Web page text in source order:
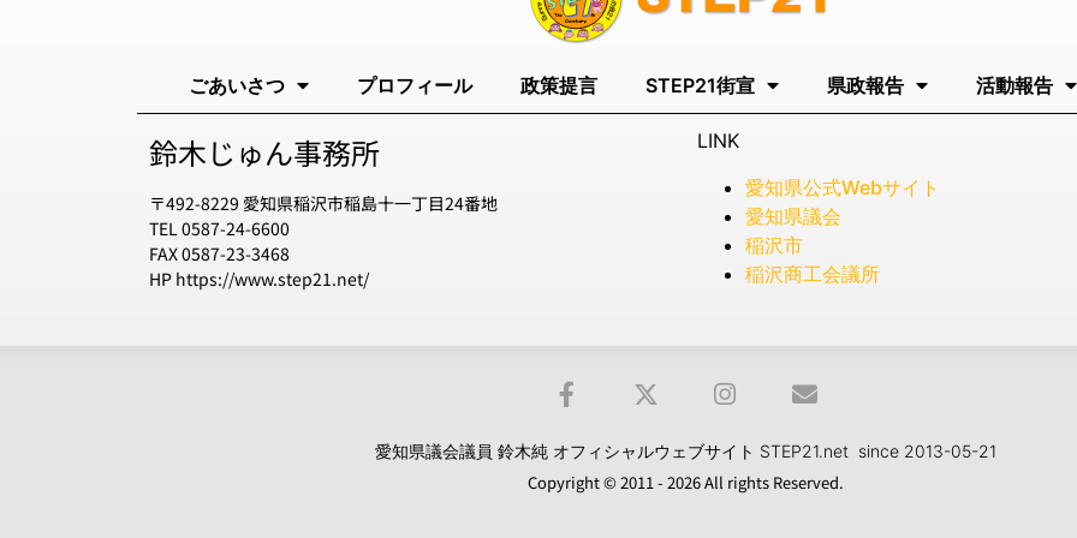
ごあいさつ プロフィール 政策提言 STEP21街宣 県政報告 活動報告
鈴木じゅん事務所
〒492-8229 愛知県稲沢市稲島十一丁目24番地
TEL 0587-24-6600
FAX 0587-23-3468
HP https://www.step21.net/
LINK
愛知県公式Webサイト
愛知県議会
稲沢市
稲沢商工会議所
愛知県議会議員 鈴木純 オフィシャルウェブサイト STEP21.net since 2013-05-21
Copyright © 2011 - 2026 All rights Reserved.